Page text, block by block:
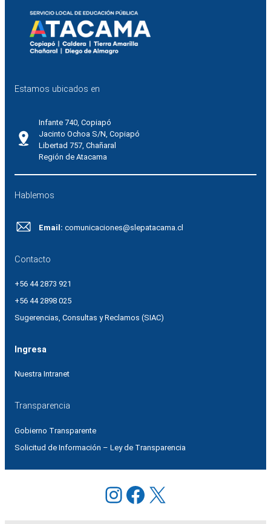
Estamos ubicados en
Infante 740, Copiapó
Jacinto Ochoa S/N, Copiapó
Libertad 757, Chañaral
Región de Atacama
Hablemos
Email: comunicaciones@slepatacama.cl
Contacto
+56 44 2873 921
+56 44 2898 025
Sugerencias, Consultas y Reclamos (SIAC)
Ingresa
Nuestra Intranet
Transparencia
Gobierno Transparente
Solicitud de Información – Ley de Transparencia
Instagram
Facebook
X